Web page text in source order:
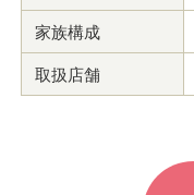
家族構成
取扱店舗